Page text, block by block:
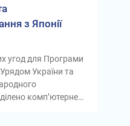
з Японії
угод для Програми
України та
комп’ютерне…